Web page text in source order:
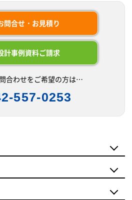
問合せ・お見積り
計事例資料ご請求
合わせをご希望の方は…
557-0253